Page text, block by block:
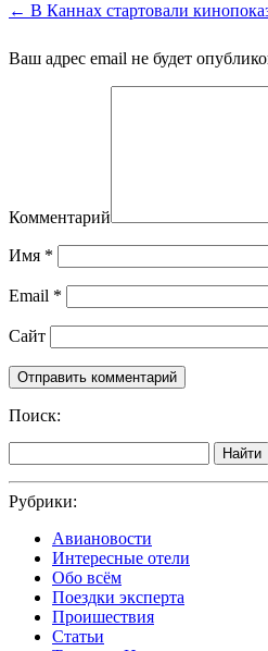
← В Каннах стартовали
Ваш адрес email не будет
Комментарий
Имя *
Email *
Сайт
Поиск:
Найти
Рубрики:
Авиановости
Интересные отели
Обо всём
Поездки эксперта
Проишествия
Статьи